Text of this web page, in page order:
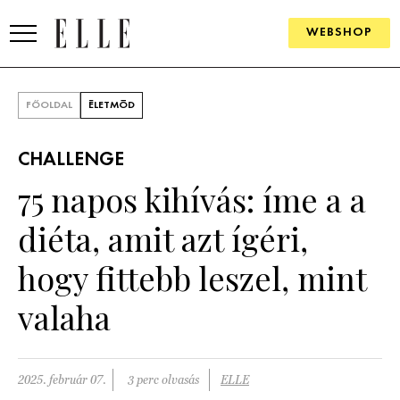
WEBSHOP
SZÉPSÉG
PSZICHÉ
PÁRKAPCSOLAT
FŐOLDAL ÉLETMÓD
CHALLENGE
75 napos kihívás: íme a a
diéta, amit azt ígéri,
hogy fittebb leszel, mint
valaha
2025. február 07. 3 perc olvasás ELLE